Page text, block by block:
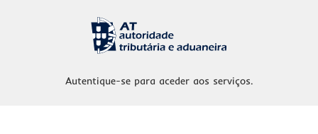
Autentique-se para aceder aos serviços.